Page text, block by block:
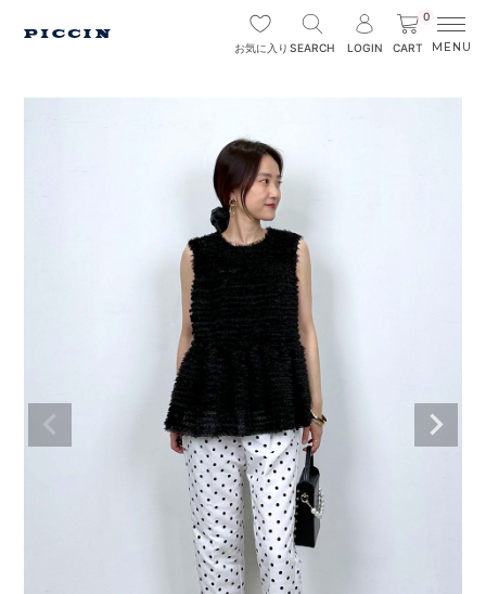
お気に入り SEARCH LOGIN
0
CART